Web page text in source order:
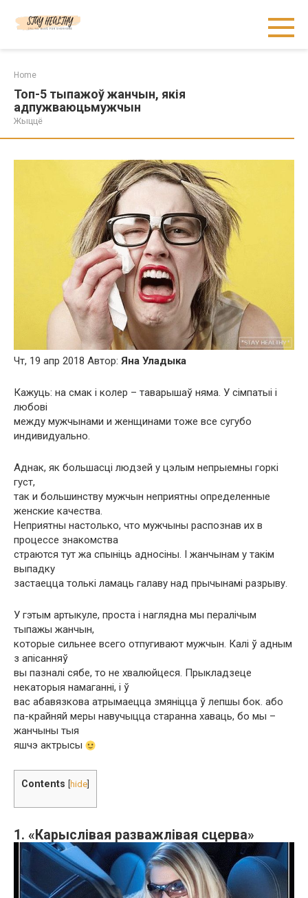
Home
Топ-5 тыпажоў жанчын, якія
адпужваюцьмужчын
Жыццё
Чт, 19 апр 2018 Автор: Яна Уладыка
Кажуць: на смак і колер – таварышаў няма. У сімпатыі і
любові
между мужчынами и женщинами тоже все сугубо
индивидуально.
Аднак, як большасці людзей у цэлым непрыемны горкі
густ,
так и большинству мужчын неприятны определенные
женские качества.
Неприятны настолько, что мужчыны распознав их в
процессе знакомства
страются тут жа спыніць адносіны. І жанчынам у такім
выпадку
застаецца толькі ламаць галаву над прычынамі разрыву.
У гэтым артыкуле, проста і наглядна мы пералічым
тыпажы жанчын,
которые сильнее всего отпугивают мужчын. Калі ў адным
з апісанняў
вы пазналі сябе, то не хвалюйцеся. Прыкладзеце
некаторыя намаганні, і ў
вас абавязкова атрымаецца змяніцца ў лепшы бок. або
па-крайняй меры навучыцца старанна хаваць, бо мы –
жанчыны тыя
яшчэ актрысы
Contents hide
1. «Карыслівая разважлівая сцерва»